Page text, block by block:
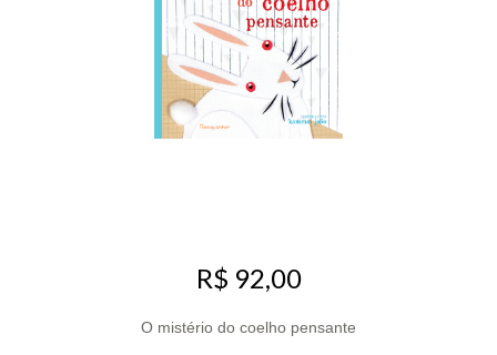
R$ 92,00
O mistério do coelho pensante